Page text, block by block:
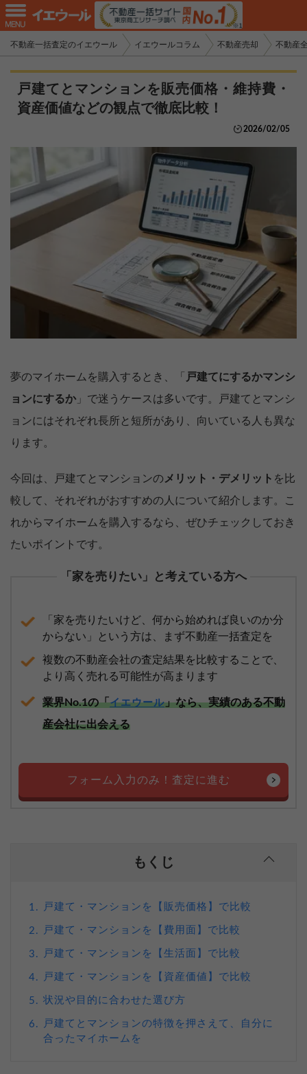
不動産一括査定のイエウール イエウールコラム 不動産売却 不動産
戸建てとマンションを販売価格・維持費・
資産価値などの観点で徹底比較！
2026/02/05
夢のマイホームを購入するとき、「 戸建てにするかマンシ
ョンにするか 」で迷うケースは多いです。戸建てとマンシ
ョンにはそれぞれ長所と短所があり、向いている人も異な
ります。
今回は、戸建てとマンションの メリット・デメリット を比
較して、それぞれがおすすめの人について紹介します。こ
れからマイホームを購入するなら、ぜひチェックしておき
たいポイントです。
「家を売りたい」と考えている方へ
「家を売りたいけど、何から始めれば良いのか分
からない」という方は、まず不動産一括査定を
複数の不動産会社の査定結果を比較することで、
より高く売れる可能性が高まります
業界No.1の「イエウール」なら、実績のある不動
産会社に出会える
フォーム入力のみ！査定に進む
もくじ
1. 戸建て・マンションを【販売価格】で比較
2. 戸建て・マンションを【費用面】で比較
3. 戸建て・マンションを【生活面】で比較
4. 戸建て・マンションを【資産価値】で比較
5. 状況や目的に合わせた選び方
6.
戸建てとマンションの特徴を押さえて、自分に
合ったマイホームを